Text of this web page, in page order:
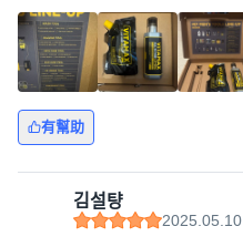
有幫助
김설턍
2025.05.10